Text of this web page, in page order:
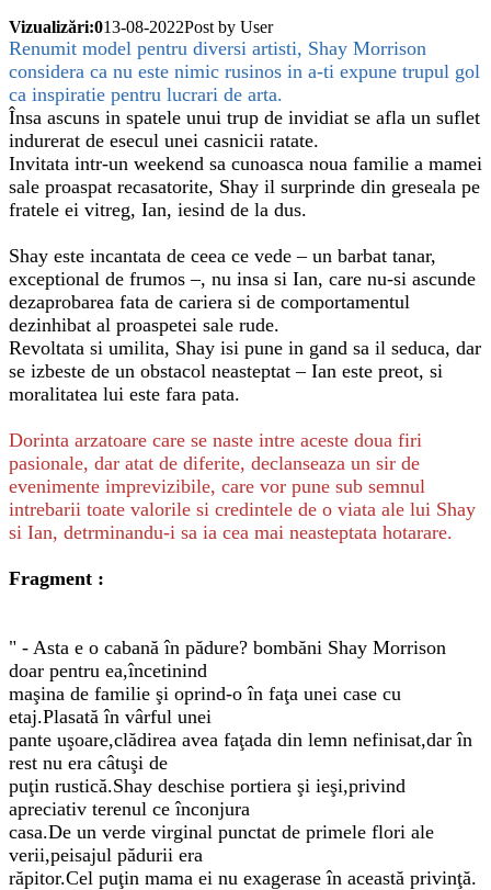
Vizualizări:013-08-2022Post by User
Renumit model pentru diversi artisti, Shay Morrison
considera ca nu este nimic rusinos in a-ti expune trupul gol
ca inspiratie pentru lucrari de arta.
Însa ascuns in spatele unui trup de invidiat se afla un suflet
indurerat de esecul unei casnicii ratate.
Invitata intr-un weekend sa cunoasca noua familie a mamei
sale proaspat recasatorite, Shay il surprinde din greseala pe
fratele ei vitreg, Ian, iesind de la dus.
Shay este incantata de ceea ce vede – un barbat tanar,
exceptional de frumos –, nu insa si Ian, care nu-si ascunde
dezaprobarea fata de cariera si de comportamentul
dezinhibat al proaspetei sale rude.
Revoltata si umilita, Shay isi pune in gand sa il seduca, dar
se izbeste de un obstacol neasteptat – Ian este preot, si
moralitatea lui este fara pata.
Dorinta arzatoare care se naste intre aceste doua firi
pasionale, dar atat de diferite, declanseaza un sir de
evenimente imprevizibile, care vor pune sub semnul
intrebarii toate valorile si credintele de o viata ale lui Shay
si Ian, detrminandu-i sa ia cea mai neasteptata hotarare.
Fragment :
" - Asta e o cabană în pădure? bombăni Shay Morrison
doar pentru ea,încetinind
maşina de familie şi oprind-o în faţa unei case cu
etaj.Plasată în vârful unei
pante uşoare,clădirea avea faţada din lemn nefinisat,dar în
rest nu era câtuşi de
puţin rustică.Shay deschise portiera şi ieşi,privind
apreciativ terenul ce înconjura
casa.De un verde virginal punctat de primele flori ale
verii,peisajul pădurii era
răpitor.Cel puţin mama ei nu exagerase în această privinţă.